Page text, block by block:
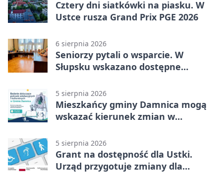
Cztery dni siatkówki na piasku. W
Ustce rusza Grand Prix PGE 2026
6 sierpnia 2026
Seniorzy pytali o wsparcie. W
Słupsku wskazano dostępne
5 sierpnia 2026
Mieszkańcy gminy Damnica mogą
wskazać kierunek zmian w
5 sierpnia 2026
Grant na dostępność dla Ustki.
Urząd przygotuje zmiany dla